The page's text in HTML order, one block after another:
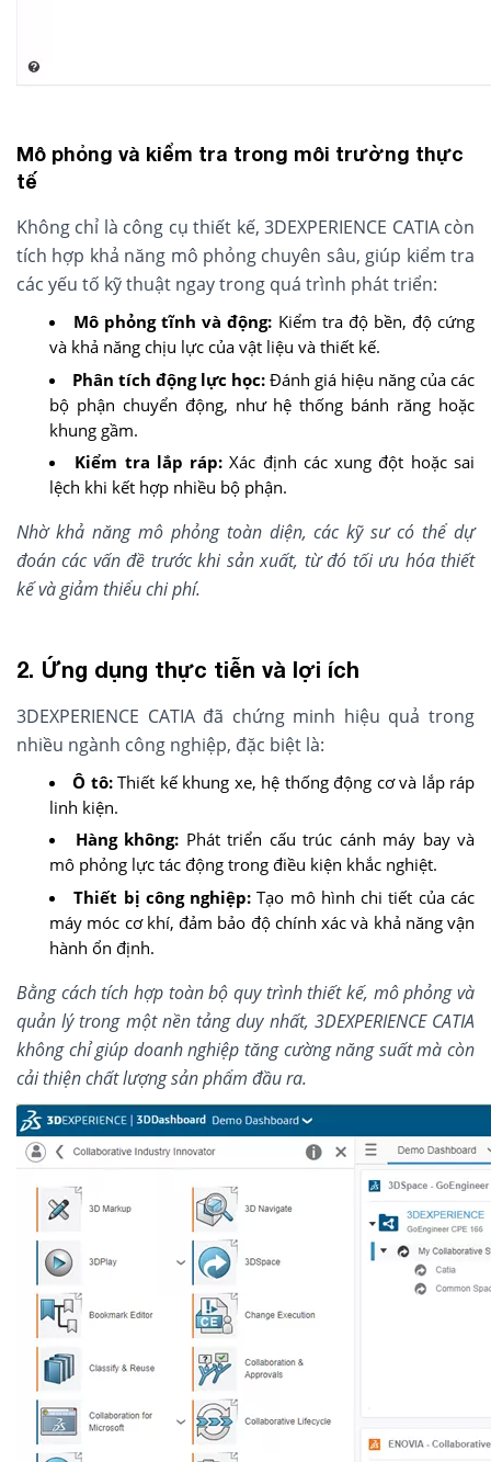
Mô phỏng và kiểm tra trong môi trường thực
tế
Không chỉ là công cụ thiết kế, 3DEXPERIENCE CATIA còn
tích hợp khả năng mô phỏng chuyên sâu, giúp kiểm tra
các yếu tố kỹ thuật ngay trong quá trình phát triển:
Mô phỏng tĩnh và động: Kiểm tra độ bền, độ cứng
và khả năng chịu lực của vật liệu và thiết kế.
Phân tích động lực học: Đánh giá hiệu năng của các
bộ phận chuyển động, như hệ thống bánh răng hoặc
khung gầm.
Kiểm tra lắp ráp: Xác định các xung đột hoặc sai
lệch khi kết hợp nhiều bộ phận.
Nhờ khả năng mô phỏng toàn diện, các kỹ sư có thể dự
đoán các vấn đề trước khi sản xuất, từ đó tối ưu hóa thiết
kế và giảm thiểu chi phí.
2. Ứng dụng thực tiễn và lợi ích
3DEXPERIENCE CATIA đã chứng minh hiệu quả trong
nhiều ngành công nghiệp, đặc biệt là:
Ô tô:Thiết kế khung xe, hệ thống động cơ và lắp ráp
linh kiện.
Hàng không: Phát triển cấu trúc cánh máy bay và
mô phỏng lực tác động trong điều kiện khắc nghiệt.
Thiết bị công nghiệp: Tạo mô hình chi tiết của các
máy móc cơ khí, đảm bảo độ chính xác và khả năng vận
hành ổn định.
Bằng cách tích hợp toàn bộ quy trình thiết kế, mô phỏng và
quản lý trong một nền tảng duy nhất, 3DEXPERIENCE CATIA
không chỉ giúp doanh nghiệp tăng cường năng suất mà còn
cải thiện chất lượng sản phẩm đầu ra.